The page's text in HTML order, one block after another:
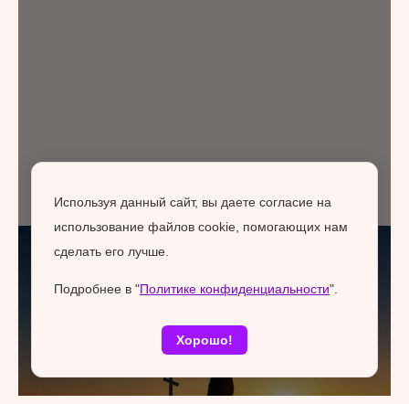
Используя данный сайт, вы даете согласие на
использование файлов cookie, помогающих нам
сделать его лучше.
Подробнее в "Политике конфиденциальности".
Хорошо!